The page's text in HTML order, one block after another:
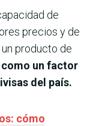
de
precios y de
producto de
un factor
del país.
cómo